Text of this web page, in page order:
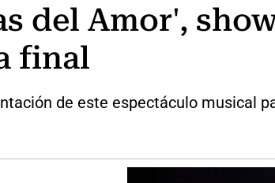
del Amor',
final
de este espectáculo musical